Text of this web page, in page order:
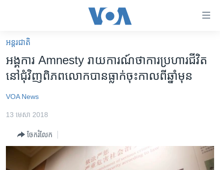
គេហទំព័រ​
ទាក់ទង
និង​
ទំព័រ​
អន្តរជាតិ
កម្ពុជាច្នៃប្រតិដ្ឋ
ព្រឹត្តិការណ៍ព័ត៌មាន
អន្តរជាតិ
អង្គការ Amnesty រាយការណ៍​ថា​ការ​ប្រហារជីវិត​
នៅ​ជុំវិញ​ពិភពលោក​បាន​ធ្លាក់​ចុះ​កាល​ពី​ឆ្នាំមុន
VOA News
13 មេសា 2018
ចែករំលែក